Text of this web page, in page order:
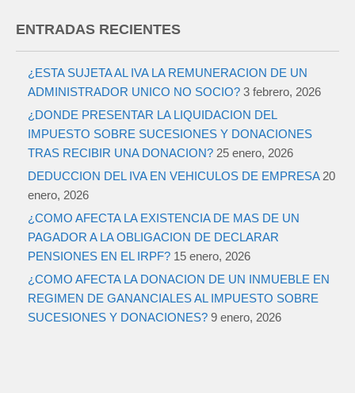
ENTRADAS RECIENTES
¿ESTA SUJETA AL IVA LA REMUNERACION DE UN
ADMINISTRADOR UNICO NO SOCIO? 3 febrero, 2026
¿DONDE PRESENTAR LA LIQUIDACION DEL
IMPUESTO SOBRE SUCESIONES Y DONACIONES
TRAS RECIBIR UNA DONACION? 25 enero, 2026
DEDUCCION DEL IVA EN VEHICULOS DE EMPRESA 20
enero, 2026
¿COMO AFECTA LA EXISTENCIA DE MAS DE UN
PAGADOR A LA OBLIGACION DE DECLARAR
PENSIONES EN EL IRPF? 15 enero, 2026
¿COMO AFECTA LA DONACION DE UN INMUEBLE EN
REGIMEN DE GANANCIALES AL IMPUESTO SOBRE
SUCESIONES Y DONACIONES? 9 enero, 2026